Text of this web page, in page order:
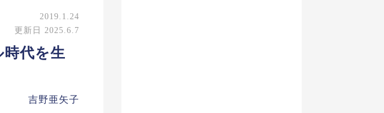
2019.1.24
更新日 2025.6.7
代を生
吉野亜矢子